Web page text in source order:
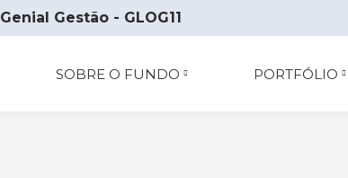
Genial Gestão - GLOG11
SOBRE O FUNDO PORTFÓLIO